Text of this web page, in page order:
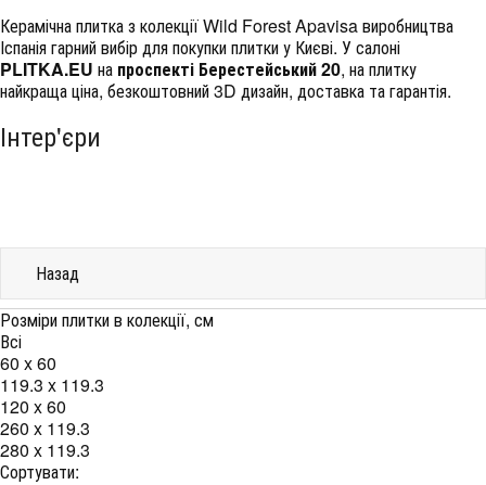
Керамічна плитка з колекції Wild Forest Apavisa виробництва
Іспанія гарний вибір для покупки плитки у Києві. У салоні
PLITKA.EU на проспекті Берестейський 20, на плитку
найкраща ціна, безкоштовний 3D дизайн, доставка та гарантія.
Інтер'єри
Назад
Розміри плитки в колекції, см
Всі
60 x 60
119.3 x 119.3
120 x 60
260 x 119.3
280 x 119.3
Сортувати: